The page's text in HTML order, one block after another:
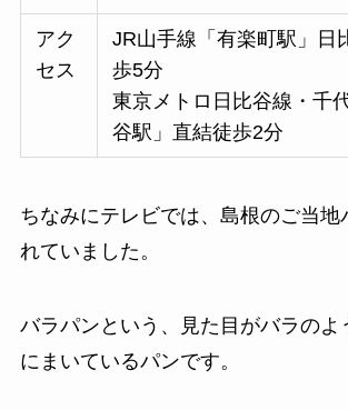
アク
セス
JR山手線「有楽町駅」日
歩5分
東京メトロ日比谷線・千
谷駅」直結徒歩2分
ちなみにテレビでは、島根のご当地
れていました。
バラパンという、見た目がバラのよ
にまいているパンです。